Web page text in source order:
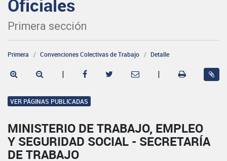
Oficiales
Primera sección
Primera Convenciones Colectivas de Trabajo Detalle
| |
VER PÁGINAS PUBLICADAS
MINISTERIO DE TRABAJO, EMPLEO
Y SEGURIDAD SOCIAL - SECRETARÍA
DE TRABAJO